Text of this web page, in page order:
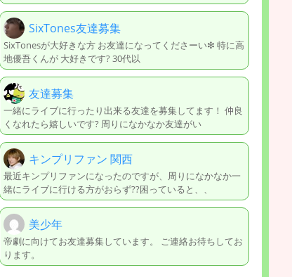
SixTones友達募集
SixTonesが大好きな方 お友達になってくださーい❇ 特に高
地優吾くんが 大好きです? 30代以
友達募集
一緒にライブに行ったり出来る友達を募集してます！ 仲良
くなれたら嬉しいです? 周りになかなか友達がい
キンプリファン 関西
最近キンプリファンになったのですが、周りになかなか一
緒にライブに行ける方がおらず??困っていると、、
美少年
帝劇に向けてお友達募集しています。 ご連絡お待ちしてお
ります。